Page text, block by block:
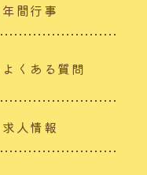
年間行事
よくある質問
求人情報